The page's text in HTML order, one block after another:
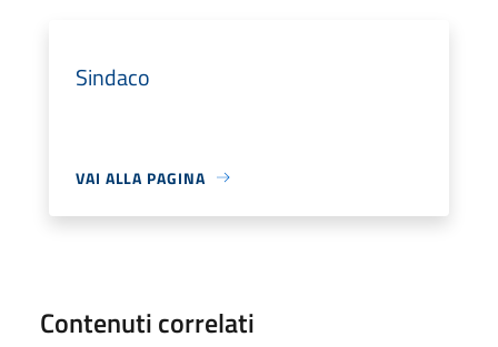
Sindaco
VAI ALLA PAGINA
Contenuti correlati